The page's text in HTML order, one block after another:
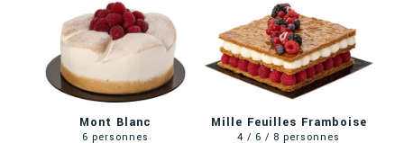
Mont Blanc Mille Feuilles Framboise